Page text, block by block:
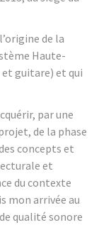
de la
Haute-
guitare) et qui
par une
de la phase
concepts et
et
du contexte
mon arrivée au
qualité sonore